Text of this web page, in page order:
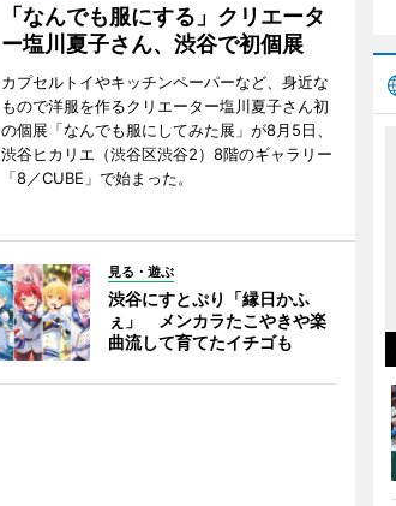
「なんでも服にする」クリエータ
ー塩川夏子さん、渋谷で初個展
カプセルトイやキッチンペーパーなど、身近な
もので洋服を作るクリエーター塩川夏子さん初
の個展「なんでも服にしてみた展」が8月5日、
渋谷ヒカリエ（渋谷区渋谷2）8階のギャラリー
「8／CUBE」で始まった。
見る・遊ぶ
渋谷にすとぷり「縁日かふ
ぇ」 メンカラたこやきや楽
曲流して育てたイチゴも